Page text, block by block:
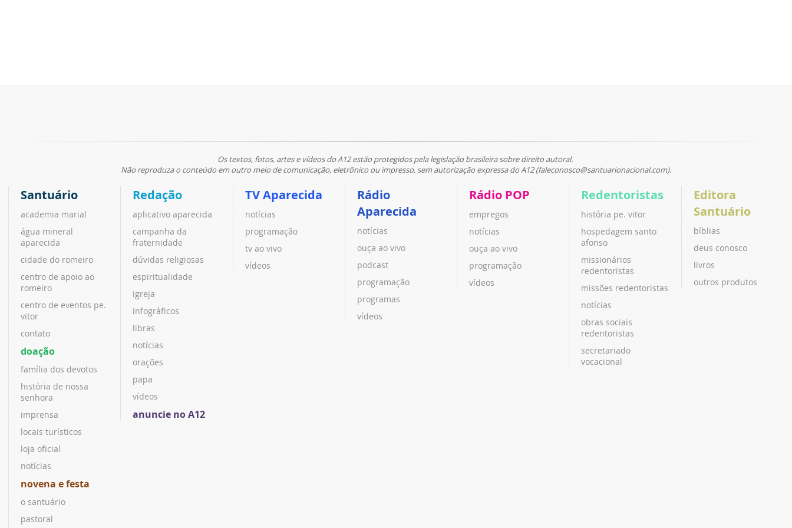
Os textos, fotos, artes e vídeos do A12 estão protegidos pela legislação brasileira sobre direito autoral.
Não reproduza o conteúdo em outro meio de comunicação, eletrônico ou impresso, sem autorização expressa do A12 (faleconosco@santuarionacional.com).
Santuário
academia marial
água mineral
aparecida
cidade do romeiro
centro de apoio ao
romeiro
centro de eventos pe.
vitor
contato
doação
família dos devotos
história de nossa
senhora
imprensa
locais turísticos
loja oficial
notícias
novena e festa
o santuário
pastoral
Redação
aplicativo aparecida
campanha da
fraternidade
dúvidas religiosas
espiritualidade
igreja
infográficos
libras
notícias
orações
papa
vídeos
anuncie no A12
TV Aparecida
notícias
programação
tv ao vivo
vídeos
Rádio
Aparecida
notícias
ouça ao vivo
podcast
programação
programas
vídeos
Rádio POP
empregos
notícias
ouça ao vivo
programação
vídeos
Redentoristas
história pe. vitor
hospedagem santo
afonso
missionários
redentoristas
missões redentoristas
notícias
obras sociais
redentoristas
secretariado
vocacional
Editora
Santuário
bíblias
deus conosco
livros
outros produtos